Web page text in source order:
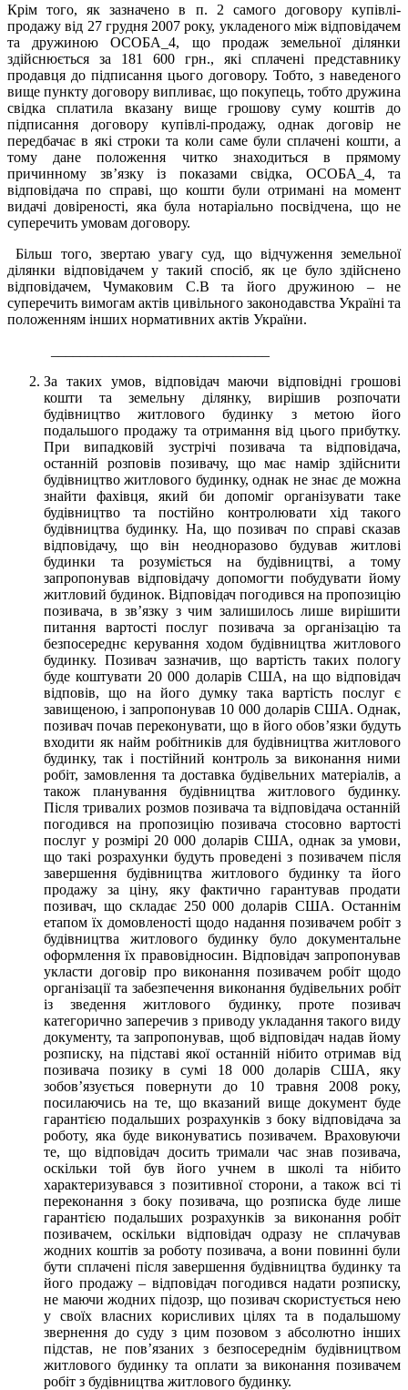
Крім того, як зазначено в п. 2 самого договору купівлі-
продажу від 27 грудня 2007 року, укладеного між відповідачем
та дружиною ОСОБА_4, що продаж земельної ділянки
здійснюється за 181 600 грн., які сплачені представнику
продавця до підписання цього договору. Тобто, з наведеного
вище пункту договору випливає, що покупець, тобто дружина
свідка сплатила вказану вище грошову суму коштів до
підписання договору купівлі-продажу, однак договір не
передбачає в які строки та коли саме були сплачені кошти, а
тому дане положення читко знаходиться в прямому
причинному зв’язку із показами свідка, ОСОБА_4, та
відповідача по справі, що кошти були отримані на момент
видачі довіреності, яка була нотаріально посвідчена, що не
суперечить умовам договору.
Більш того, звертаю увагу суд, що відчуження земельної
ділянки відповідачем у такий спосіб, як це було здійснено
відповідачем, Чумаковим С.В та його дружиною – не
суперечить вимогам актів цивільного законодавства Україні та
положенням інших нормативних актів України.
За таких умов, відповідач маючи відповідні грошові
кошти та земельну ділянку, вирішив розпочати
будівництво житлового будинку з метою його
подальшого продажу та отримання від цього прибутку.
При випадковій зустрічі позивача та відповідача,
останній розповів позивачу, що має намір здійснити
будівництво житлового будинку, однак не знає де можна
знайти фахівця, який би допоміг організувати таке
будівництво та постійно контролювати хід такого
будівництва будинку. На, що позивач по справі сказав
відповідачу, що він неодноразово будував житлові
будинки та розуміється на будівництві, а тому
запропонував відповідачу допомогти побудувати йому
житловий будинок. Відповідач погодився на пропозицію
позивача, в зв’язку з чим залишилось лише вирішити
питання вартості послуг позивача за організацію та
безпосереднє керування ходом будівництва житлового
будинку. Позивач зазначив, що вартість таких пологу
буде коштувати 20 000 доларів США, на що відповідач
відповів, що на його думку така вартість послуг є
завищеною, і запропонував 10 000 доларів США. Однак,
позивач почав переконувати, що в його обов’язки будуть
входити як найм робітників для будівництва житлового
будинку, так і постійний контроль за виконання ними
робіт, замовлення та доставка будівельних матеріалів, а
також планування будівництва житлового будинку.
Після тривалих розмов позивача та відповідача останній
погодився на пропозицію позивача стосовно вартості
послуг у розмірі 20 000 доларів США, однак за умови,
що такі розрахунки будуть проведені з позивачем після
завершення будівництва житлового будинку та його
продажу за ціну, яку фактично гарантував продати
позивач, що складає 250 000 доларів США. Останнім
етапом їх домовленості щодо надання позивачем робіт з
будівництва житлового будинку було документальне
оформлення їх правовідносин. Відповідач запропонував
укласти договір про виконання позивачем робіт щодо
організації та забезпечення виконання будівельних робіт
із зведення житлового будинку, проте позивач
категорично заперечив з приводу укладання такого виду
документу, та запропонував, щоб відповідач надав йому
розписку, на підставі якої останній нібито отримав від
позивача позику в сумі 18 000 доларів США, яку
зобов’язується повернути до 10 травня 2008 року,
посилаючись на те, що вказаний вище документ буде
гарантією подальших розрахунків з боку відповідача за
роботу, яка буде виконуватись позивачем. Враховуючи
те, що відповідач досить тримали час знав позивача,
оскільки той був його учнем в школі та нібито
характеризувався з позитивної сторони, а також всі ті
переконання з боку позивача, що розписка буде лише
гарантією подальших розрахунків за виконання робіт
позивачем, оскільки відповідач одразу не сплачував
жодних коштів за роботу позивача, а вони повинні були
бути сплачені після завершення будівництва будинку та
його продажу – відповідач погодився надати розписку,
не маючи жодних підозр, що позивач скористується нею
у своїх власних корисливих цілях та в подальшому
звернення до суду з цим позовом з абсолютно інших
підстав, не пов’язаних з безпосереднім будівництвом
житлового будинку та оплати за виконання позивачем
робіт з будівництва житлового будинку.